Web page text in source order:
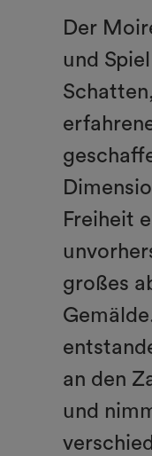
Der
und
Freiheit
großes
an den
und